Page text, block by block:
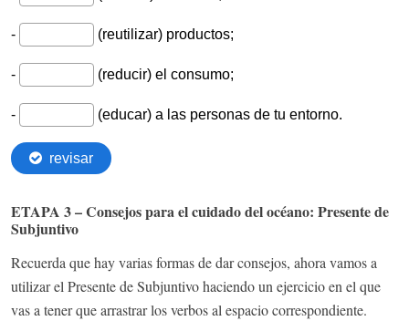
ETAPA 3 – Consejos para el cuidado del océano: Presente de
Subjuntivo
Recuerda que hay varias formas de dar consejos, ahora vamos a
utilizar el Presente de Subjuntivo haciendo un ejercicio en el que
vas a tener que arrastrar los verbos al espacio correspondiente.